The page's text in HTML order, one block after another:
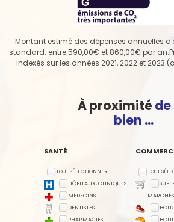
Montant estimé des dépenses annuelles
standard: entre 590,00€ et 860,00€ par
indexés sur les années 2021, 2022 et 2023
À proximité de
bien ...
SANTÉ
TOUT SÉLECTIONNER
HÔPITAUX, CLINIQUES
MÉDECINS
DENTISTES
PHARMACIES
TOUT
MARCHÉS